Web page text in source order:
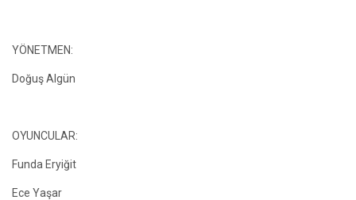
YÖNETMEN:
Doğuş Algün
OYUNCULAR:
Funda Eryiğit
Ece Yaşar